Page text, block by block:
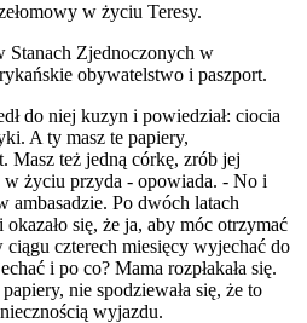
w życiu Teresy.
Stanach Zjednoczonych w
obywatelstwo i paszport.
do niej kuzyn i powiedział: ciocia
A ty masz te papiery,
Masz też jedną córkę, zrób jej
w życiu przyda - opowiada. - No i
ambasadzie. Po dwóch latach
się, że ja, aby móc otrzymać
ciągu czterech miesięcy wyjechać do
i po co? Mama rozpłakała się.
papiery, nie spodziewała się, że to
wyjazdu.